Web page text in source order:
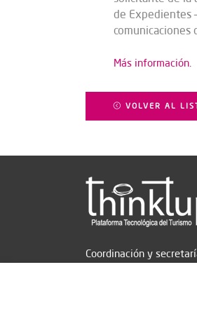
de Expedientes
comunicaciones
Más información.
VOLVER AL
Coordinación y